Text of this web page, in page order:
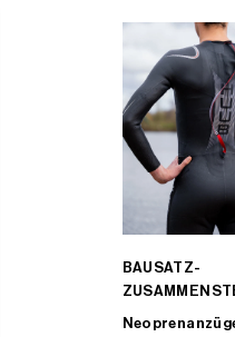
BAUSATZ-